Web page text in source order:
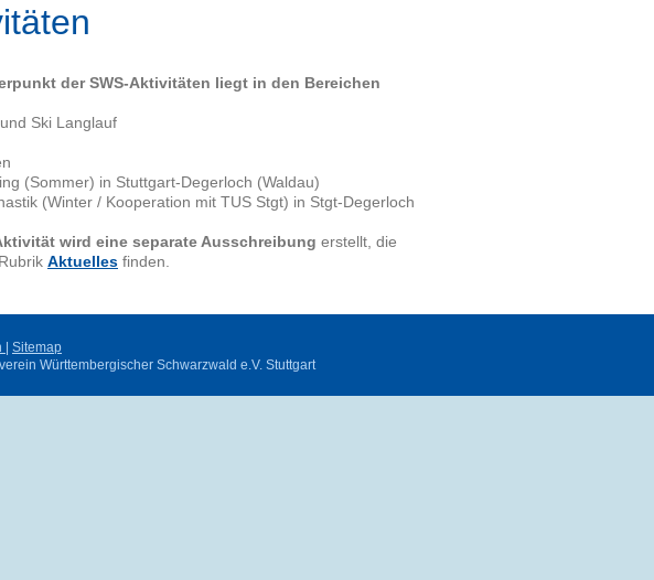
der SWS-Aktivitäten liegt in den Bereichen
Ski Langlauf
(Sommer) in Stuttgart-Degerloch (Waldau)
(Winter / Kooperation mit TUS Stgt) in Stgt-Degerloch
wird eine separate Ausschreibung erstellt, die
Aktuelles finden.
| Sitemap
Württembergischer Schwarzwald e.V. Stuttgart